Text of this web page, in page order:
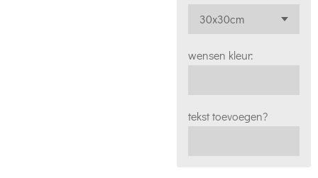
wensen kleur:
tekst toevoegen?